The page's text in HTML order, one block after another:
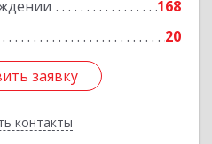
168
20
заявку
контакты
заявку